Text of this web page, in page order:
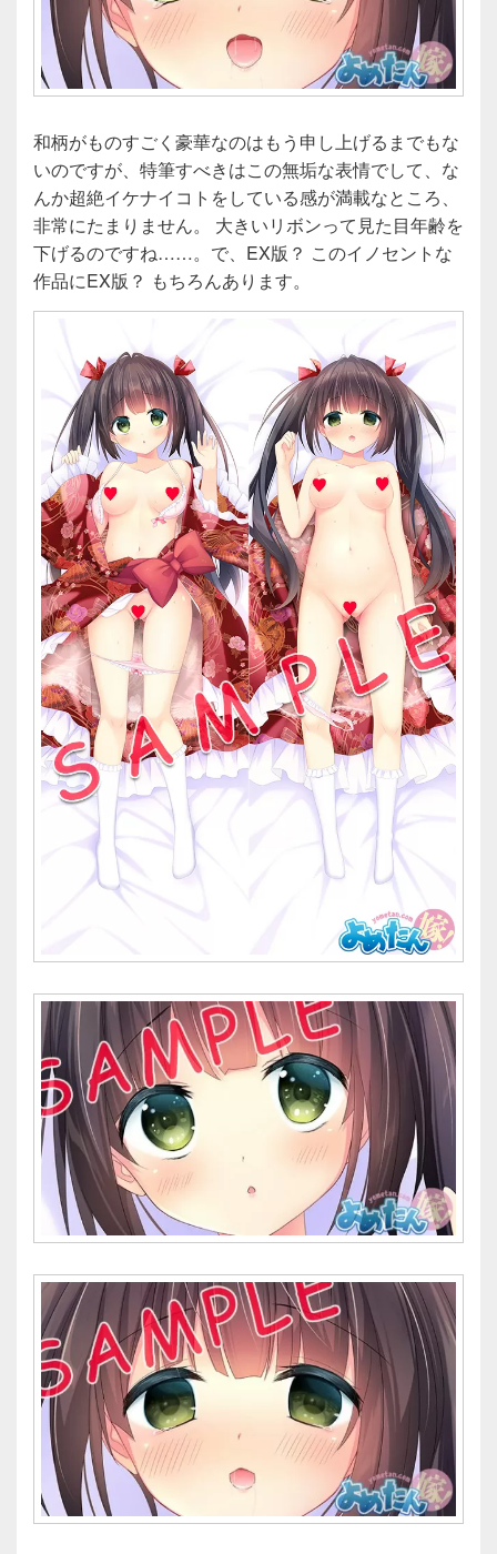
和柄がものすごく豪華なのはもう申し上げるまでもな
いのですが、特筆すべきはこの無垢な表情でして、な
んか超絶イケナイコトをしている感が満載なところ、
非常にたまりません。 大きいリボンって見た目年齢を
下げるのですね……。で、EX版？ このイノセントな
作品にEX版？ もちろんあります。